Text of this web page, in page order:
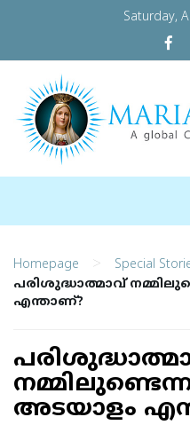
Saturday,
Homepage > Special
പരിശുദ്ധാത്മാവ്
എന്താണ്?
അടയാളം